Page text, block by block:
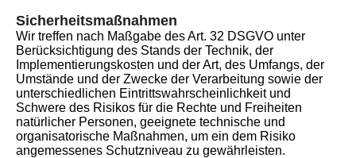
Sicherheitsmaßnahmen
Wir treffen nach Maßgabe des Art. 32 DSGVO unter
Berücksichtigung des Stands der Technik, der
Implementierungskosten und der Art, des Umfangs, der
Umstände und der Zwecke der Verarbeitung sowie der
unterschiedlichen Eintrittswahrscheinlichkeit und
Schwere des Risikos für die Rechte und Freiheiten
natürlicher Personen, geeignete technische und
organisatorische Maßnahmen, um ein dem Risiko
angemessenes Schutzniveau zu gewährleisten.